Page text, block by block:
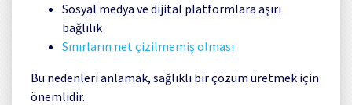
Sosyal medya ve dijital platformlara aşırı
bağlılık
Sınırların net çizilmemiş olması
Bu nedenleri anlamak, sağlıklı bir çözüm üretmek için
önemlidir.